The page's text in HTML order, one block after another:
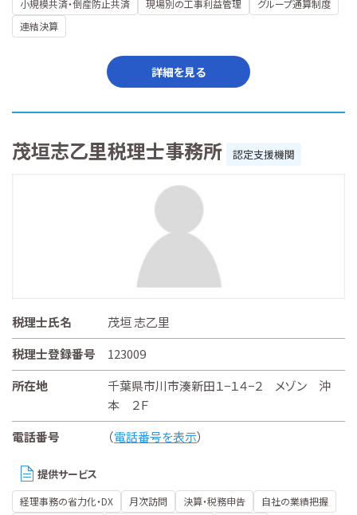
小規模共済・倒産防止共済 現場別の工事利益管理
グループ通算制度
連結決算
詳細を見る
茂垣志乙里税理士事務所 認定支援機関
税理士氏名
茂垣 志乙里
税理士登録番号
123009
所在地
千葉県市川市湊新田１−１４−２ メゾン 沖
本 ２Ｆ
電話番号
（電話番号を表示）
提供サービス
経理事務の省力化・DX 月次訪問 決算・税務申告
自社の業績把握